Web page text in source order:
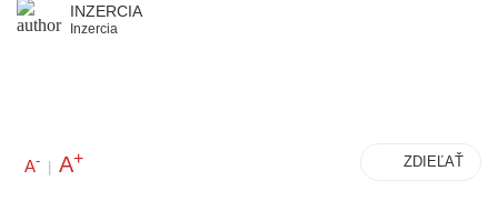
INZERCIA
Inzercia
A- | A+ ZDIEĽAŤ